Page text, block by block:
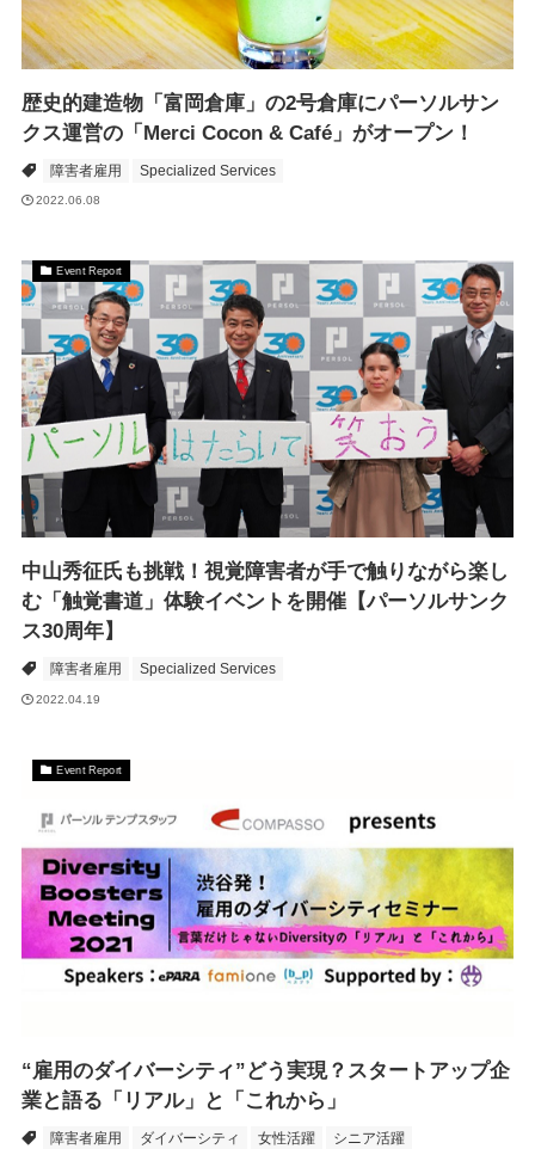
歴史的建造物「富岡倉庫」の2号倉庫にパーソルサン
クス運営の「Merci Cocon & Café」がオープン！
障害者雇用 Specialized Services
2022.06.08
Event Report
中山秀征氏も挑戦！視覚障害者が手で触りながら楽し
む「触覚書道」体験イベントを開催【パーソルサンク
ス30周年】
障害者雇用 Specialized Services
2022.04.19
Event Report
“雇用のダイバーシティ”どう実現？スタートアップ企
業と語る「リアル」と「これから」
障害者雇用 ダイバーシティ 女性活躍
シニア活躍